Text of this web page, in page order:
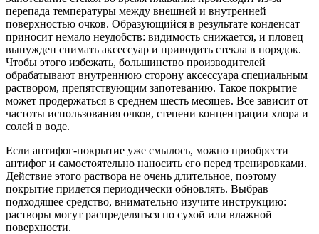
перепада температуры между внешней и внутренней
поверхностью очков. Образующийся в результате конденсат
приносит немало неудобств: видимость снижается, и пловец
вынужден снимать аксессуар и приводить стекла в порядок.
Чтобы этого избежать, большинство производителей
обрабатывают внутреннюю сторону аксессуара специальным
раствором, препятствующим запотеванию. Такое покрытие
может продержаться в среднем шесть месяцев. Все зависит от
частоты использования очков, степени концентрации хлора и
солей в воде.
Если антифог-покрытие уже смылось, можно приобрести
антифог и самостоятельно наносить его перед тренировками.
Действие этого раствора не очень длительное, поэтому
покрытие придется периодически обновлять. Выбрав
подходящее средство, внимательно изучите инструкцию:
растворы могут распределяться по сухой или влажной
поверхности.